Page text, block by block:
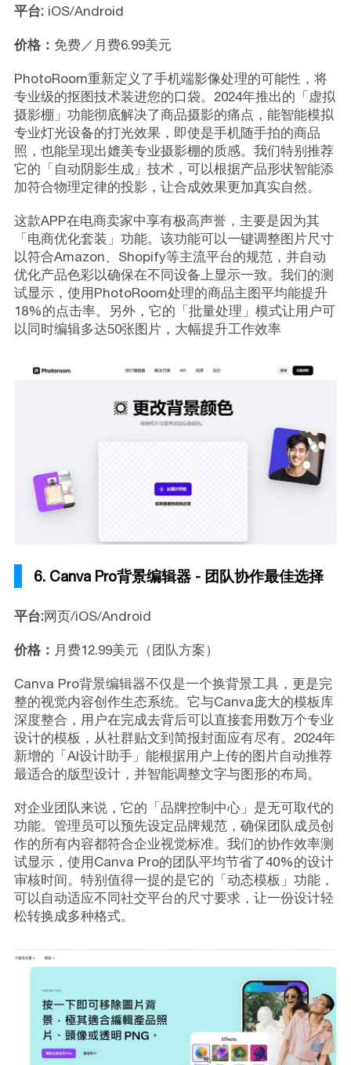
平台:iOS/Android
价格： 免费／月费6.99美元
PhotoRoom重新定义了手机端影像处理的可能性，将
专业级的抠图技术装进您的口袋。2024年推出的「虚拟
摄影棚」功能彻底解决了商品摄影的痛点，能智能模拟
专业灯光设备的打光效果，即使是手机随手拍的商品
照，也能呈现出媲美专业摄影棚的质感。我们特别推荐
它的「自动阴影生成」技术，可以根据产品形状智能添
加符合物理定律的投影，让合成效果更加真实自然。
这款APP在电商卖家中享有极高声誉，主要是因为其
「电商优化套装」功能。该功能可以一键调整图片尺寸
以符合Amazon、Shopify等主流平台的规范，并自动
优化产品色彩以确保在不同设备上显示一致。我们的测
试显示，使用PhotoRoom处理的商品主图平均能提升
18%的点击率。另外，它的「批量处理」模式让用户可
以同时编辑多达50张图片，大幅提升工作效率
6. Canva Pro背景编辑器 - 团队协作最佳选择
平台:网页/iOS/Android
价格： 月费12.99美元（团队方案）
Canva Pro背景编辑器不仅是一个换背景工具，更是完
整的视觉内容创作生态系统。它与Canva庞大的模板库
深度整合，用户在完成去背后可以直接套用数万个专业
设计的模板，从社群贴文到简报封面应有尽有。2024年
新增的「AI设计助手」能根据用户上传的图片自动推荐
最适合的版型设计，并智能调整文字与图形的布局。
对企业团队来说，它的「品牌控制中心」是无可取代的
功能。管理员可以预先设定品牌规范，确保团队成员创
作的所有内容都符合企业视觉标准。我们的协作效率测
试显示，使用Canva Pro的团队平均节省了40%的设计
审核时间。特别值得一提的是它的「动态模板」功能，
可以自动适应不同社交平台的尺寸要求，让一份设计轻
松转换成多种格式。